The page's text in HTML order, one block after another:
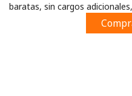
baratas, sin cargos